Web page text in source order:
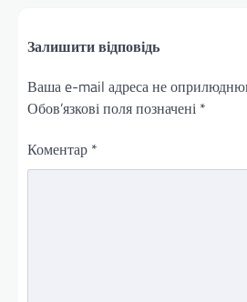
Залишити відповідь
Ваша e-mail адреса не
Обов’язкові поля позначені *
Коментар *